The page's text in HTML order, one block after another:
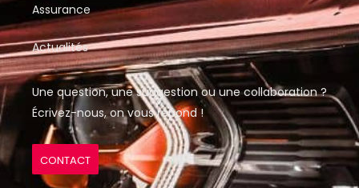
Assurance
Actualités
Une question, une suggestion ou une collaboration ?
Écrivez-nous, on vous répond !
CONTACT